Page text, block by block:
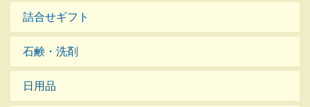
詰合せギフト
石鹸・洗剤
日用品